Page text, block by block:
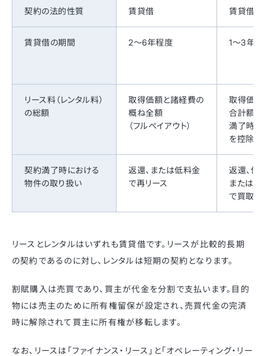
契約の法的性質 賃貸借 賃貸借
賃貸借の期間 2～6年程度 1～3年
リース料（レンタル料）
の総額
取得価額と諸経費の
概ね全額
（フルペイアウト）
取得価額
合計額か
満了時
を控除し
契約満了時における
物件の取り扱い
返還、または低料金
で再リース
返還、低
または
で買取
リースとレンタルはいずれも賃貸借です。リースが比較的長期
の契約であるのに対し、レンタルは短期の契約となります。
割賦購入は売買であり、買主が代金を分割で支払います。目的
物には売主のために所有権留保が設定され、売買代金の完済
時に解除されて買主に所有権が移転します。
なお、リースは「ファイナンス・リース」と「オペレーティング・リー